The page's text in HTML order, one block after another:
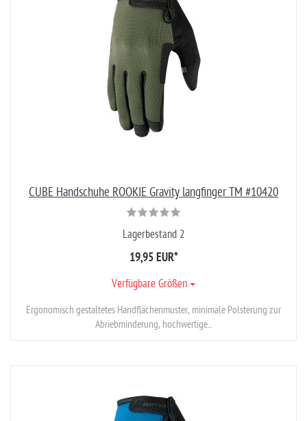
CUBE Handschuhe ROOKIE Gravity langfinger TM #10420
Lagerbestand 2
19,95 EUR*
Verfügbare Größen
Ergonomisch gestaltetes Handflächenmuster, minimale Polsterung zur
Abriebminderung, hochwertige...